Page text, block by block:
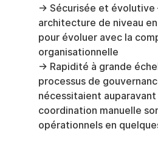
→ Sécurisée et
architecture de niveau
pour évoluer avec la
organisationnelle
→ Rapidité à grande
processus de
nécessitaient auparavant
coordination manuelle
opérationnels en